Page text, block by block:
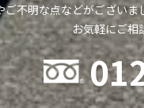
ご不明な点などがござい
お気軽にご相